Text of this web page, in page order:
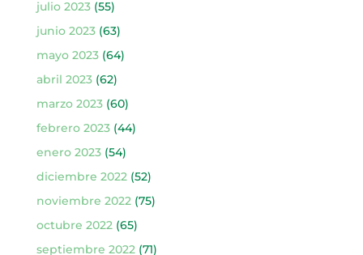
julio 2023(55)
junio 2023(63)
mayo 2023(64)
abril 2023(62)
marzo 2023(60)
febrero 2023(44)
enero 2023(54)
diciembre 2022(52)
noviembre 2022(75)
octubre 2022(65)
septiembre 2022(71)